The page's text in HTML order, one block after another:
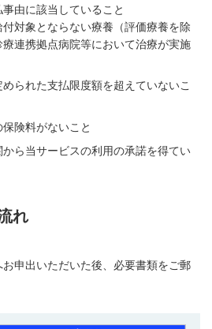
由に該当していること
付対象とならない療養（評価療養を除
連携拠点病院等において治療が実施
られた支払限度額を超えていないこ
険料がないこと
ら当サービスの利用の承諾を得てい
れ
申出いただいた後、必要書類をご郵